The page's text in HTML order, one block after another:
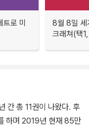
로 미
8월 8일 세
크래쳐(택
간 총 11권이 나왔다. 후
하며 2019년 현재 85만